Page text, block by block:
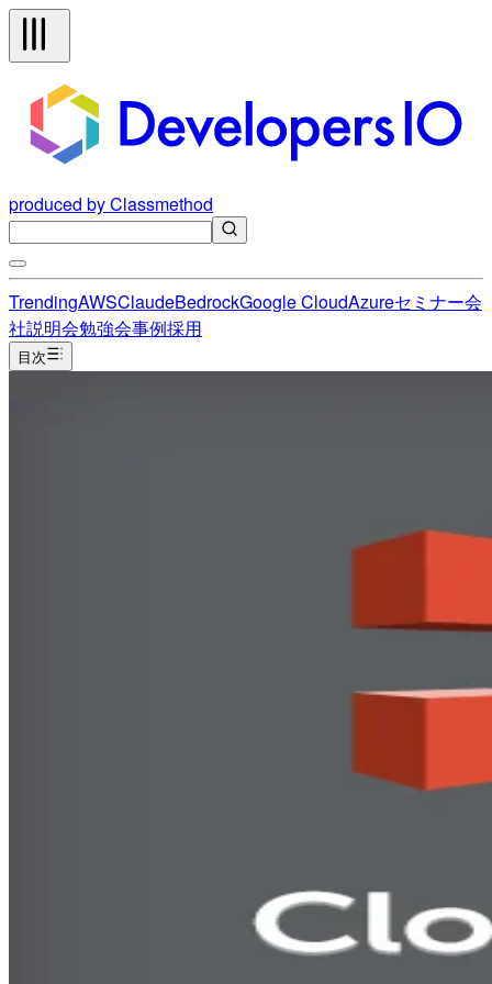
produced by Classmethod
TrendingAWSClaudeBedrockGoogle CloudAzureセミナー会
社説明会勉強会事例採用
目次